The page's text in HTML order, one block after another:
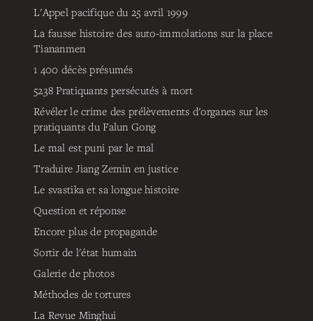
L'Appel pacifique du 25 avril 1999
La fausse histoire des auto-immolations sur la place
Tiananmen
1 400 décès présumés
5238 Pratiquants persécutés à mort
Révéler le crime des prélèvements d'organes sur les
pratiquants du Falun Gong
Le mal est puni par le mal
Traduire Jiang Zemin en justice
Le svastika et sa longue histoire
Question et réponse
Encore plus de propagande
Sortir de l'état humain
Galerie de photos
Méthodes de tortures
La Revue Minghui